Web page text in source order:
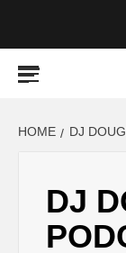
HOME DJ
DJ